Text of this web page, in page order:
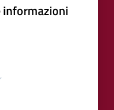
informazioni